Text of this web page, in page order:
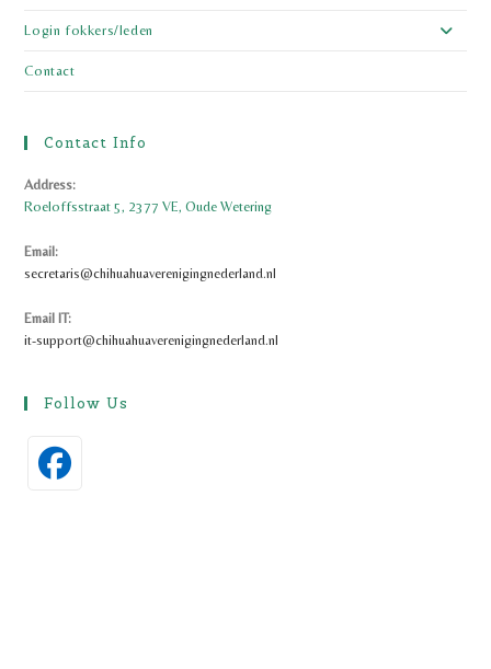
Login fokkers/leden
Contact
Contact Info
Address:
Roeloffsstraat 5, 2377 VE, Oude Wetering
Email:
secretaris@chihuahuaverenigingnederland.nl
toepassing
Email IT:
it-support@chihuahuaverenigingnederland.nl
Follow Us